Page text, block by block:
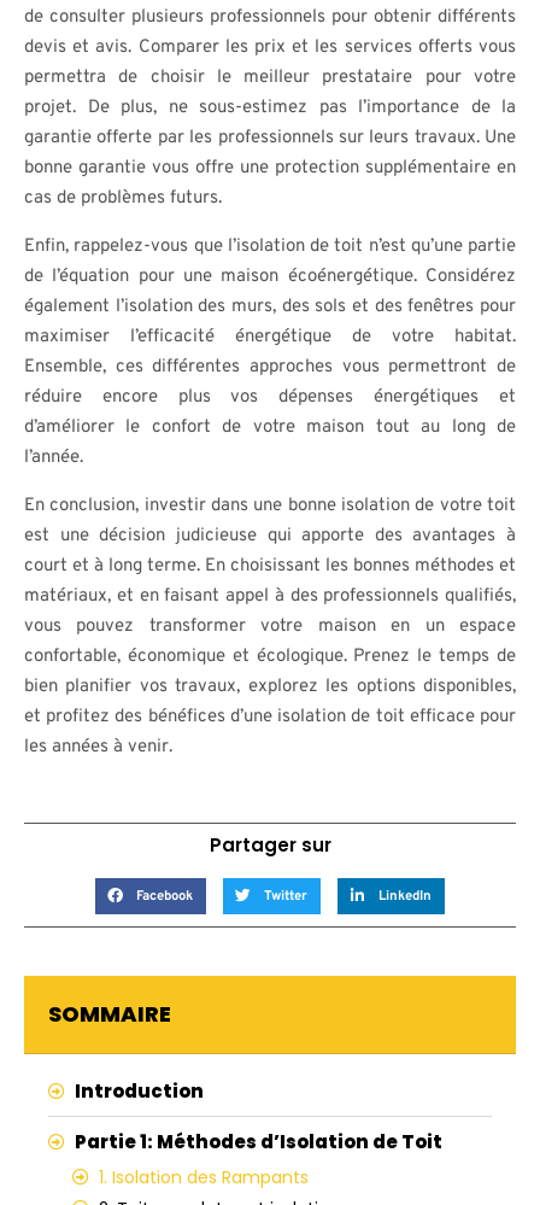
de consulter plusieurs professionnels pour obtenir différents
devis et avis. Comparer les prix et les services offerts vous
permettra de choisir le meilleur prestataire pour votre
projet. De plus, ne sous-estimez pas l’importance de la
garantie offerte par les professionnels sur leurs travaux. Une
bonne garantie vous offre une protection supplémentaire en
cas de problèmes futurs.
Enfin, rappelez-vous que l’isolation de toit n’est qu’une partie
de l’équation pour une maison écoénergétique. Considérez
également l’isolation des murs, des sols et des fenêtres pour
maximiser l’efficacité énergétique de votre habitat.
Ensemble, ces différentes approches vous permettront de
réduire encore plus vos dépenses énergétiques et
d’améliorer le confort de votre maison tout au long de
l’année.
En conclusion, investir dans une bonne isolation de votre toit
est une décision judicieuse qui apporte des avantages à
court et à long terme. En choisissant les bonnes méthodes et
matériaux, et en faisant appel à des professionnels qualifiés,
vous pouvez transformer votre maison en un espace
confortable, économique et écologique. Prenez le temps de
bien planifier vos travaux, explorez les options disponibles,
et profitez des bénéfices d’une isolation de toit efficace pour
les années à venir.
Partager sur
Facebook Twitter LinkedIn
SOMMAIRE
Introduction
Partie 1: Méthodes d’Isolation de Toit
1. Isolation des Rampants